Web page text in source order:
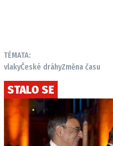
TÉMATA:
vlakyČeské dráhyZměna času
STALO SE